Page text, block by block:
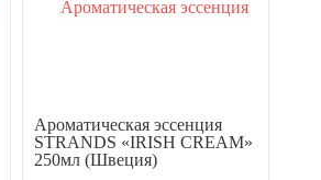
Ароматическая эссенция
STRANDS «IRISH CREAM»
250мл (Швеция)